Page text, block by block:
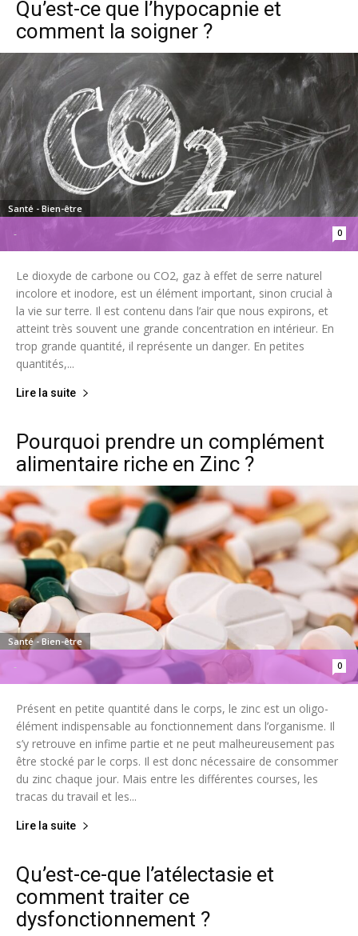
Qu’est-ce que l’hypocapnie et
comment la soigner ?
- 0
Santé - Bien-être
Le dioxyde de carbone ou CO2, gaz à effet de serre naturel
incolore et inodore, est un élément important, sinon crucial à
la vie sur terre. Il est contenu dans l’air que nous expirons, et
atteint très souvent une grande concentration en intérieur. En
trop grande quantité, il représente un danger. En petites
quantités,...
Lire la suite
Pourquoi prendre un complément
alimentaire riche en Zinc ?
- 0
Santé - Bien-être
Présent en petite quantité dans le corps, le zinc est un oligo-
élément indispensable au fonctionnement dans l’organisme. Il
s’y retrouve en infime partie et ne peut malheureusement pas
être stocké par le corps. Il est donc nécessaire de consommer
du zinc chaque jour. Mais entre les différentes courses, les
tracas du travail et les...
Lire la suite
Qu’est-ce-que l’atélectasie et
comment traiter ce
dysfonctionnement ?